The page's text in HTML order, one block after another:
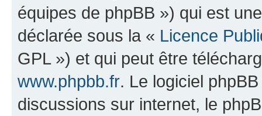
équipes de phpBB ») qui est
déclarée sous la « Licence
GPL ») et qui peut être
www.phpbb.fr. Le logiciel
discussions sur internet, le